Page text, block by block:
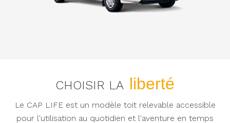
CHOISIR LA liberté
Le CAP LIFE est un modèle toit relevable accessible
pour l'utilisation au quotidien et l'aventure en temps